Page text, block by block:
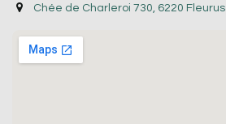
Chée de Charleroi 730, 6220 Fleurus